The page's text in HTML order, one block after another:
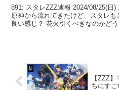
891: スタレZZZ速報 2024/08/25(日
原神から流れてきたけど、スタレ
良い感じ？ 花火引くべきなのかど
【ZZZ
ちにす